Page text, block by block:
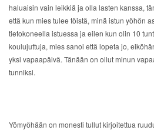
haluaisin vain leikkiä ja olla lasten kanssa,
että kun mies tulee töistä, minä istun yöhön
tietokoneella istuessa ja eilen kun olin 10
koulujuttuja, mies sanoi että lopeta jo,
yksi vapaapäivä. Tänään on ollut minun
tunniksi.
Yömyöhään on monesti tullut kirjoitettua